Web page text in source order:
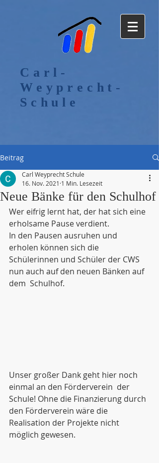
Carl-
Weyprecht-
Schule
Beitrag
Neue Bänke für den Schulhof
Carl Weyprecht Schule
16. Nov. 2021 1 Min. Lesezeit
Wer eifrig lernt hat, der hat sich eine
erholsame Pause verdient.
In den Pausen ausruhen und
erholen können sich die
Schülerinnen und Schüler der CWS
nun auch auf den neuen Bänken auf
dem  Schulhof.
Unser großer Dank geht hier noch
einmal an den Förderverein  der
Schule! Ohne die Finanzierung durch
den Förderverein wäre die
Realisation der Projekte nicht
möglich gewesen.